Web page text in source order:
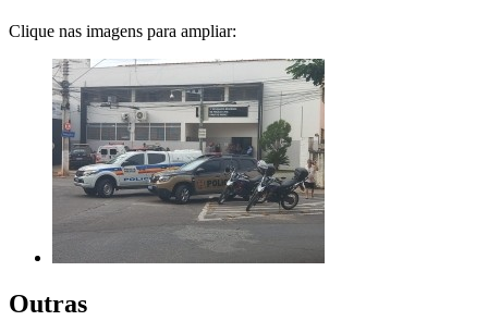
Clique nas imagens para ampliar:
Outras